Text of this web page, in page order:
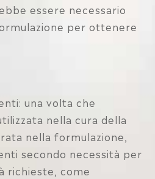
essere necessario
per ottenere
una volta che
nella cura della
nella formulazione,
secondo necessità per
richieste, come